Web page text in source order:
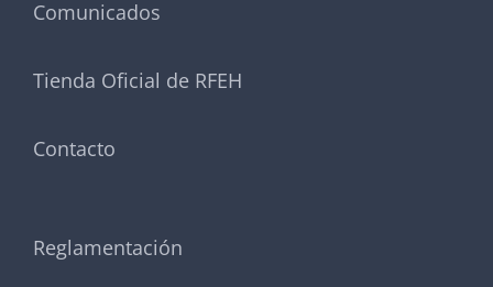
Comunicados
Tienda Oficial de RFEH
Contacto
Reglamentación